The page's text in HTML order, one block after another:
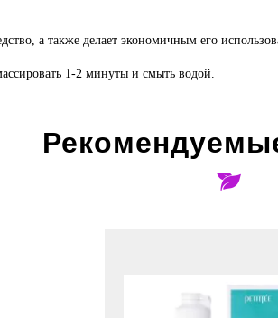
а также делает экономичным его
1-2 минуты и смыть водой.